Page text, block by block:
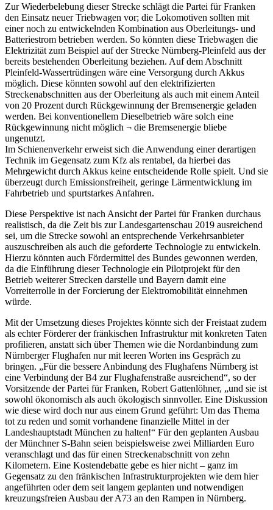
Zur Wiederbelebung dieser Strecke schlägt die Partei für Franken
den Einsatz neuer Triebwagen vor; die Lokomotiven sollten mit
einer noch zu entwickelnden Kombination aus Oberleitungs- und
Batteriestrom betrieben werden. So könnten diese Triebwagen die
Elektrizität zum Beispiel auf der Strecke Nürnberg-Pleinfeld aus der
bereits bestehenden Oberleitung beziehen. Auf dem Abschnitt
Pleinfeld-Wassertrüdingen wäre eine Versorgung durch Akkus
möglich. Diese könnten sowohl auf den elektrifizierten
Streckenabschnitten aus der Oberleitung als auch mit einem Anteil
von 20 Prozent durch Rückgewinnung der Bremsenergie geladen
werden. Bei konventionellem Dieselbetrieb wäre solch eine
Rückgewinnung nicht möglich ¬ die Bremsenergie bliebe
ungenutzt.
Im Schienenverkehr erweist sich die Anwendung einer derartigen
Technik im Gegensatz zum Kfz als rentabel, da hierbei das
Mehrgewicht durch Akkus keine entscheidende Rolle spielt. Und sie
überzeugt durch Emissionsfreiheit, geringe Lärmentwicklung im
Fahrbetrieb und spurtstarkes Anfahren.
Diese Perspektive ist nach Ansicht der Partei für Franken durchaus
realistisch, da die Zeit bis zur Landesgartenschau 2019 ausreichend
sei, um die Strecke sowohl an entsprechende Verkehrsanbieter
auszuschreiben als auch die geforderte Technologie zu entwickeln.
Hierzu könnten auch Fördermittel des Bundes gewonnen werden,
da die Einführung dieser Technologie ein Pilotprojekt für den
Betrieb weiterer Strecken darstelle und Bayern damit eine
Vorreiterrolle in der Forcierung der Elektromobilität einnehmen
würde.
Mit der Umsetzung dieses Projektes könnte sich der Freistaat zudem
als echter Förderer der fränkischen Infrastruktur mit konkreten Taten
profilieren, anstatt sich über Themen wie die Nordanbindung zum
Nürnberger Flughafen nur mit leeren Worten ins Gespräch zu
bringen. „Für die bessere Anbindung des Flughafens Nürnberg ist
eine Verbindung der B4 zur Flughafenstraße ausreichend“, so der
Vorsitzende der Partei für Franken, Robert Gattenlöhner, „und sie ist
sowohl ökonomisch als auch ökologisch sinnvoller. Eine Diskussion
wie diese wird doch nur aus einem Grund geführt: Um das Thema
tot zu reden und somit vorhandene finanzielle Mittel in der
Landeshauptstadt München zu halten!“ Für den geplanten Ausbau
der Münchner S-Bahn seien beispielsweise zwei Milliarden Euro
veranschlagt und das für einen Streckenabschnitt von zehn
Kilometern. Eine Kostendebatte gebe es hier nicht – ganz im
Gegensatz zu den fränkischen Infrastrukturprojekten wie dem hier
angeführten oder dem seit langem geplanten und notwendigen
kreuzungsfreien Ausbau der A73 an den Rampen in Nürnberg.